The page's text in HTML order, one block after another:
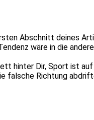
Abschnitt deines
wäre in die
hinter Dir, Sport ist
falsche Richtung